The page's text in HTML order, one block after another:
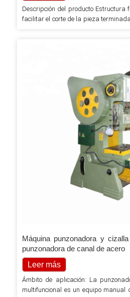
Descripción del producto
facilitar el corte de la pieza terminada
de tipo abierto adecuada que
Máquina punzonadora y
punzonadora de canal de acero
Leer más
Ámbito de aplicación: La
multifuncional es un equipo manual